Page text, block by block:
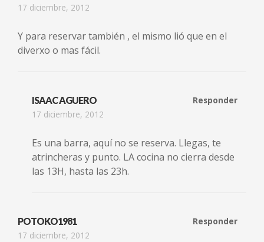
17 diciembre, 2012
Y para reservar también , el mismo lió que en el
diverxo o mas fácil.
ISAAC AGUERO
17 diciembre, 2012
Responder
Es una barra, aquí no se reserva. Llegas, te
atrincheras y punto. LA cocina no cierra desde
las 13H, hasta las 23h.
POTOKO1981
17 diciembre, 2012
Responder